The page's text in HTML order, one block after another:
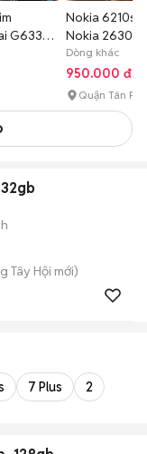
G633
Nokia 6210s
Nokia 2630
LV
Dòng khác
950.000 đ
Quận Tân Phú
Tây Hội mới)
7 Plus 2